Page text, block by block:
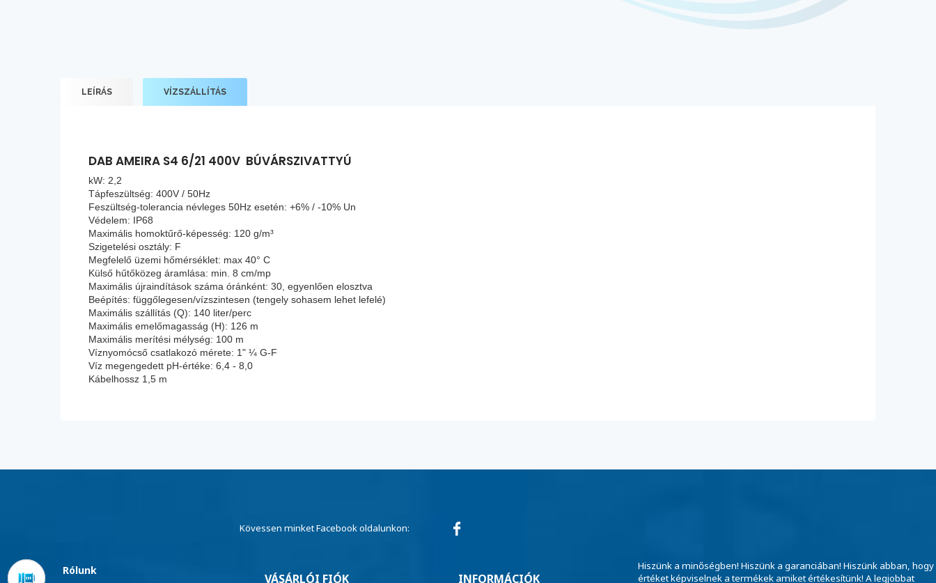
LEÍRÁS VÍZSZÁLLÍTÁS
DAB AMEIRA S4 6/21 400V BÚVÁRSZIVATTYÚ
kW: 2,2
Tápfeszültség: 400V / 50Hz
Feszültség-tolerancia névleges 50Hz esetén: +6% / -10% Un
Védelem: IP68
Maximális homoktűrő-képesség: 120 g/m³
Szigetelési osztály: F
Megfelelő üzemi hőmérséklet: max 40° C
Külső hűtőközeg áramlása: min. 8 cm/mp
Maximális újraindítások száma óránként: 30, egyenlően elosztva
Beépítés: függőlegesen/vízszintesen (tengely sohasem lehet lefelé)
Maximális szállítás (Q): 140 liter/perc
Maximális emelőmagasság (H): 126 m
Maximális merítési mélység: 100 m
Víznyomócső csatlakozó mérete: 1" ¼ G-F
Víz megengedett pH-értéke: 6,4 - 8,0
Kábelhossz 1,5 m
Kövessen minket Facebook oldalunkon:
Rólunk
VÁSÁRLÓI FIÓK INFORMÁCIÓK
Hiszünk a minőségben! Hiszünk a garanciában! Hiszünk abban, hogy
értéket képviselnek a termékek amiket értékesítünk! A legjobbat